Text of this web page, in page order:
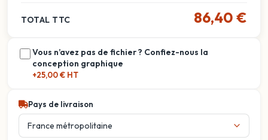
TOTAL TTC 86,40 €
Vous n’avez pas de fichier ? Confiez-nous la
conception graphique
+25,00 € HT
Pays de livraison